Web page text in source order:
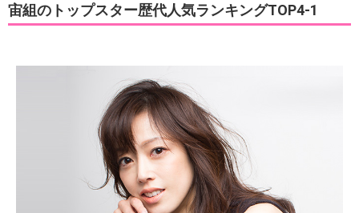
宙組のトップスター歴代人気ランキングTOP4-1